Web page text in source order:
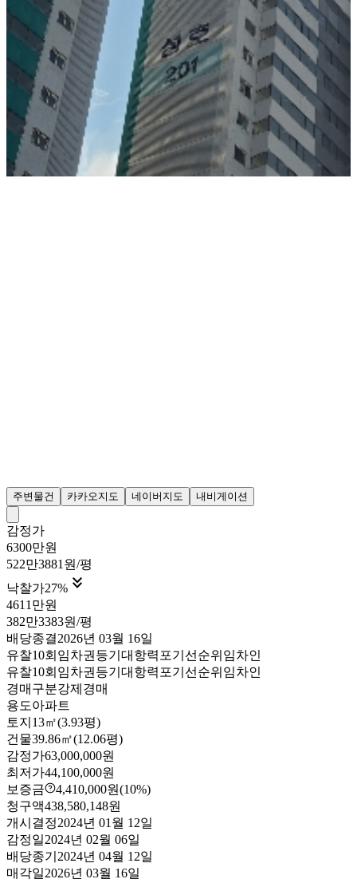
주변물건 카카오지도 네이버지도 내비게이션
감정가
6300만원
522만3881원/평
낙찰가27% 
4611만원
382만3383원/평
배당종결2026년 03월 16일
유찰10회 임차권등기 대항력포기 선순위임차인
유찰10회 임차권등기 대항력포기 선순위임차인
경매구분강제경매
용도아파트
토지 13㎡(3.93평)
건물39.86㎡(12.06평)
감정가63,000,000원
최저가44,100,000원
보증금
4,410,000원(10%)
청구액438,580,148원
개시결정2024년 01월 12일
감정일2024년 02월 06일
배당종기 2024년 04월 12일
매각일2026년 03월 16일